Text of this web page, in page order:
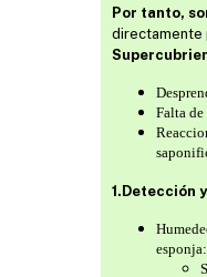
Por tanto,
directamente
Falta de
1.Detección
esponja: